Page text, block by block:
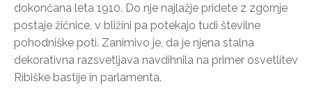
dokončana leta 1910. Do nje najlažje pridete z zgornje
postaje žičnice, v bližini pa potekajo tudi številne
pohodniške poti. Zanimivo je, da je njena stalna
dekorativna razsvetljava navdihnila na primer osvetlitev
Ribiške bastije in parlamenta.